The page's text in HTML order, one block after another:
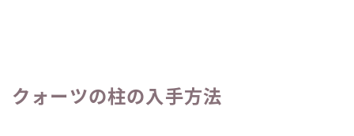
クォーツの柱の入手方法